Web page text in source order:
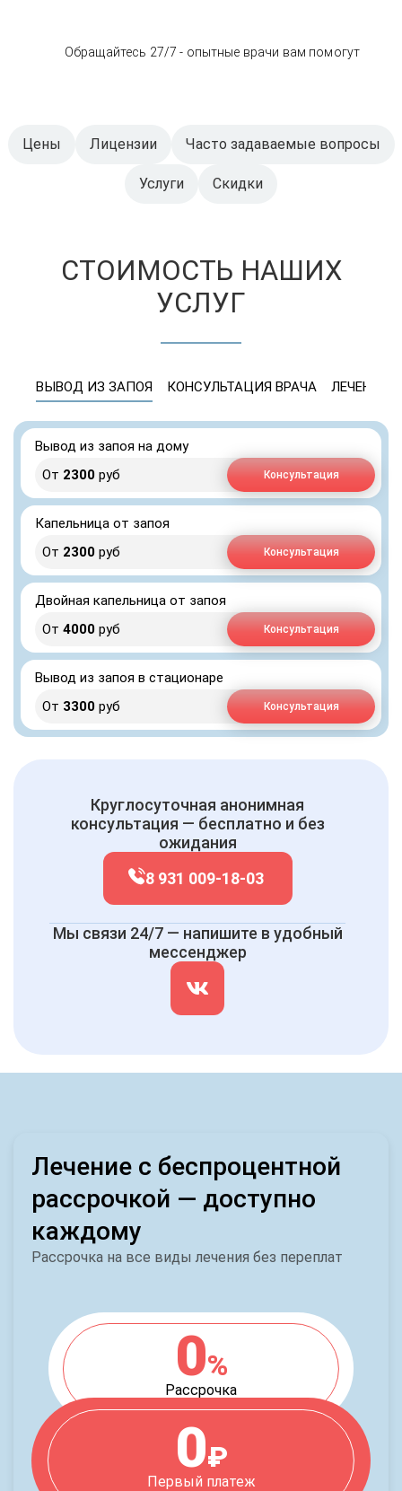
Обращайтесь 27/7 - опытные врачи вам помогут
Цены Лицензии Часто задаваемые вопросы
Услуги Скидки
СТОИМОСТЬ НАШИХ
УСЛУГ
ВЫВОД ИЗ ЗАПОЯ КОНСУЛЬТАЦИЯ ВРАЧА ЛЕЧЕНИЕ
Вывод из запоя на дому
От 2300 руб Консультация
Капельница от запоя
От 2300 руб Консультация
Двойная капельница от запоя
От 4000 руб Консультация
Вывод из запоя в стационаре
От 3300 руб Консультация
Круглосуточная анонимная
консультация — бесплатно и без
ожидания
8 931 009-18-03
Мы связи 24/7 — напишите в удобный
мессенджер
Лечение с беспроцентной
рассрочкой — доступно
каждому
Рассрочка на все виды лечения без переплат
0%
Рассрочка
0₽
Первый платеж